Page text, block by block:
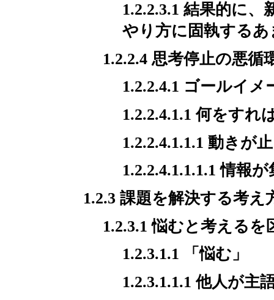
1.2.2.3.1 結果的に
やり方に固執する
1.2.2.4 思考停止の悪循
1.2.2.4.1 ゴールイ
1.2.2.4.1.1 何をす
1.2.2.4.1.1.1 動きが
1.2.2.4.1.1.1.1 情報
1.2.3 課題を解決する考え
1.2.3.1 悩むと考えるを
1.2.3.1.1 「悩む」
1.2.3.1.1.1 他人が主